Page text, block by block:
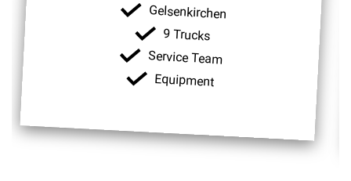
Gelsenkirchen
9 Trucks
Service Team
Equipment